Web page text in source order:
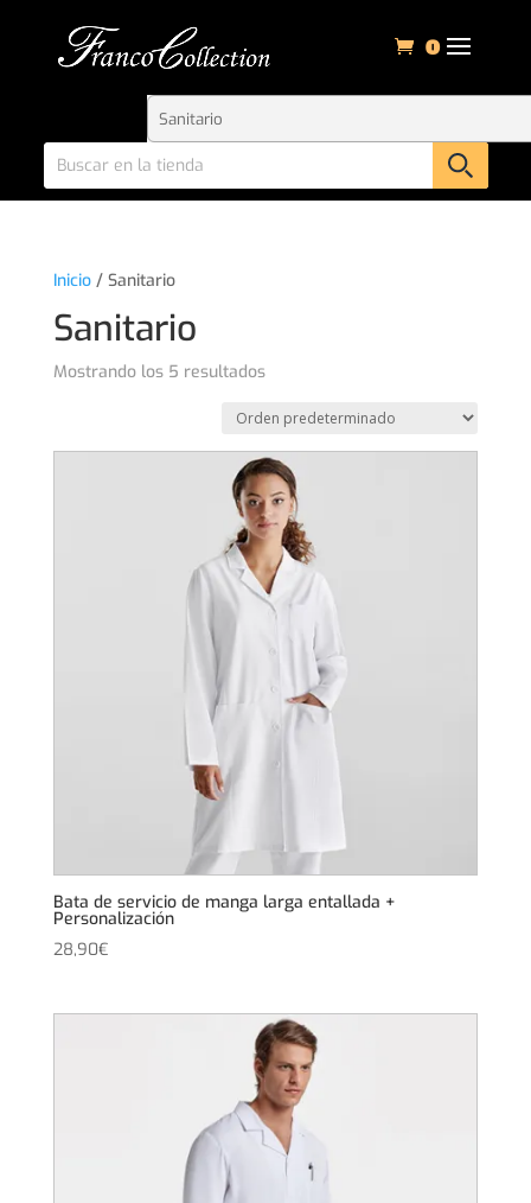
0
Inicio/ Sanitario
Sanitario
Mostrando los 5 resultados
Bata de servicio de manga larga entallada +
Personalización
28,90€